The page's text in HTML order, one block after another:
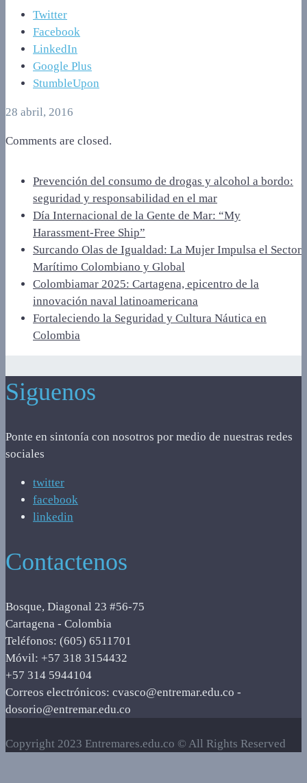
Twitter
Facebook
LinkedIn
Google Plus
StumbleUpon
28 abril, 2016
Comments are closed.
Prevención del consumo de drogas y alcohol a bordo:
seguridad y responsabilidad en el mar
Día Internacional de la Gente de Mar: “My
Harassment‑Free Ship”
Surcando Olas de Igualdad: La Mujer Impulsa el Sector
Marítimo Colombiano y Global
Colombiamar 2025: Cartagena, epicentro de la
innovación naval latinoamericana
Fortaleciendo la Seguridad y Cultura Náutica en
Colombia
Siguenos
Ponte en sintonía con nosotros por medio de nuestras redes
sociales
twitter
facebook
linkedin
Contactenos
Bosque, Diagonal 23 #56-75
Cartagena - Colombia
Teléfonos: (605) 6511701
Móvil: +57 318 3154432
+57 314 5944104
Correos electrónicos: cvasco@entremar.edu.co -
dosorio@entremar.edu.co
Copyright 2023 Entremares.edu.co © All Rights Reserved